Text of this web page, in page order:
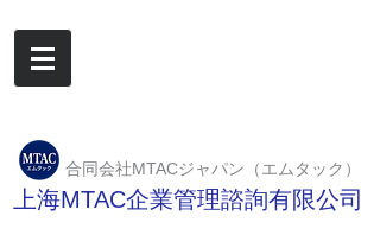
合同会社MTACジャパン（エムタック）
上海MTAC企業管理諮詢有限公司